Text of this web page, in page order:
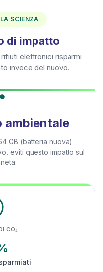
SCIENZA
di impatto
elettronici risparmi
invece del nuovo.
ambientale
GB (batteria nuova)
eviti questo impatto sul
CO₂